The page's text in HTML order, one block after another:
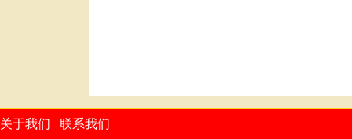
关于我们 联系我们